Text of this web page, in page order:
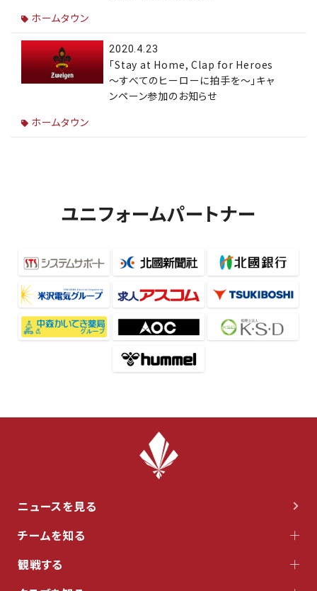
ホームタウン
2020.4.23
「Stay at Home, Clap for Heroes
～すべてのヒーローに拍手を～」キャ
ンペーン参加のお知らせ
ホームタウン
ユニフォームパートナー
ニュースを見る
チームを知る
観戦する